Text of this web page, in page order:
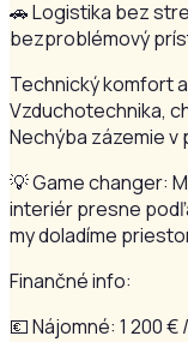
🚗 Logistika bez
bezproblémový
Technický komfort
Vzduchotechnika,
Nechýba zázemie v
💡 Game changer:
interiér presne
my doladíme
Finančné info:
💶 Nájomné: 1 200 €